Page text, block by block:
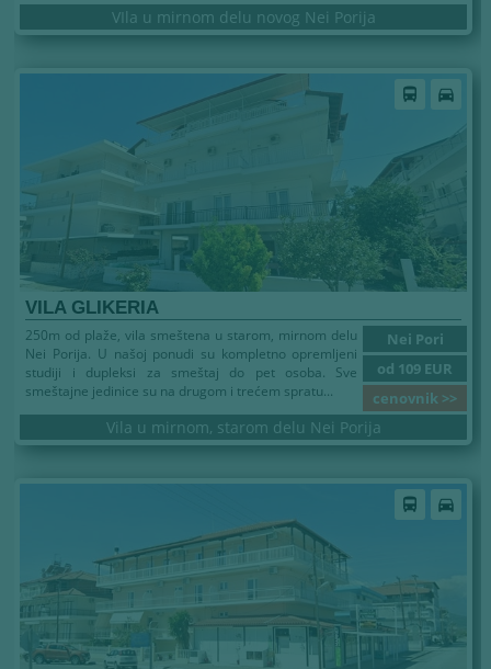
VIla u mirnom delu novog Nei Porija
directions_bus directions_car
VILA GLIKERIA
Nei Pori
od 109 EUR
cenovnik >>
250m od plaže, vila smeštena u starom, mirnom delu
Nei Porija. U našoj ponudi su kompletno opremljeni
studiji i dupleksi za smeštaj do pet osoba. Sve
smeštajne jedinice su na drugom i trećem spratu...
Vila u mirnom, starom delu Nei Porija
directions_bus directions_car